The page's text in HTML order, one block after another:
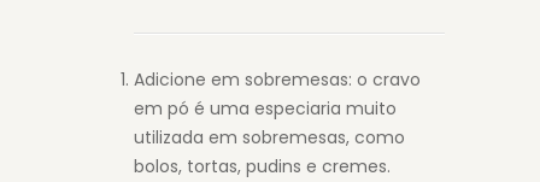
Adicione em sobremesas: o cravo
em pó é uma especiaria muito
utilizada em sobremesas, como
bolos, tortas, pudins e cremes.